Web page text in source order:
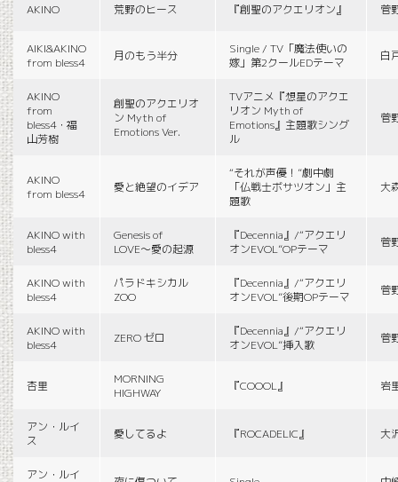
AKINO 荒野のヒース 『創聖のアクエリオン』 菅
AIKI&AKINO
from bless4
月のもう半分
Single / TV「魔法使いの
嫁」第2クールEDテーマ
白
AKINO
from
bless4・福
山芳樹
創聖のアクエリオ
ン Myth of
Emotions Ver.
TVアニメ『想星のアクエ
リオン Myth of
Emotions』主題歌シング
ル
菅
AKINO
from bless4
愛と絶望のイデア
“それが声優！”劇中劇
「仏戦士ボサツオン」主
題歌
大
AKINO with
bless4
Genesis of
LOVE〜愛の起源
『Decennia』/“アクエリ
オンEVOL”OPテーマ
菅
AKINO with
bless4
パラドキシカル
ZOO
『Decennia』/“アクエリ
オンEVOL”後期OPテーマ
菅
AKINO with
bless4
ZERO ゼロ
『Decennia』/“アクエリ
オンEVOL”挿入歌
菅
杏里
MORNING
HIGHWAY
『COOOL』 岩
アン・ルイ
ス
愛してるよ 『ROCADELIC』 大
アン・ルイ